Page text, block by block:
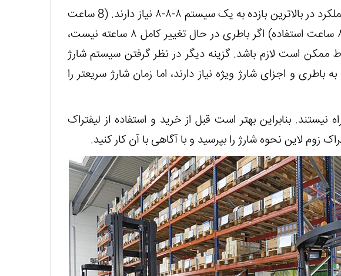
باطری های سنتی اسید سرب برای عملکرد در بالاترین بازده به یک سیستم ۸-۸-۸ نیاز دارند. (8 ساعت
شارژ، ۸ ساعت خنک کننده، سپس ۸ ساعت استفاده) اگر باطری در حال تغییر کامل ۸ ساعته نیست،
ممکن است لازم باشد. گزینه دیگر در نظر گرفتن سیستم شارژ
و اجزای شارژ ویژه نیاز دارند، اما زمان شارژ سریعتر را
بنابراین بهتر است قبل از خرید و استفاده از لیفتراک
زوم لاین نحوه شارژ را بپرسید و با آگاهی با آن کار کنید.